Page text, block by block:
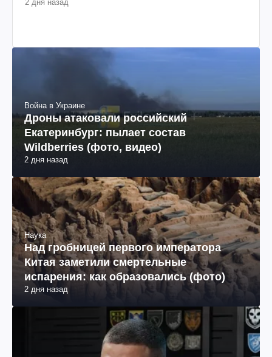
2 дня назад
Война в Украине
Дроны атаковали российский
Екатеринбург: пылает состав
Wildberries (фото, видео)
2 дня назад
Наука
Над гробницей первого императора
Китая заметили смертельные
испарения: как образовались (фото)
2 дня назад